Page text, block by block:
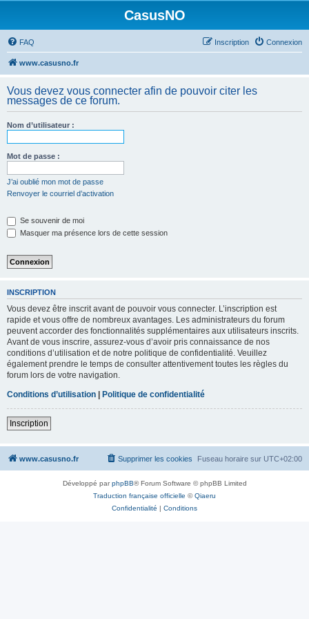
CasusNO
FAQ Connexion
Inscription
www.casusno.fr
Vous devez vous connecter afin de pouvoir citer les
messages de ce forum.
Nom d’utilisateur :
Mot de passe :
J’ai oublié mon mot de passe
Renvoyer le courriel d’activation
Se souvenir de moi
Masquer ma présence lors de cette session
INSCRIPTION
Vous devez être inscrit avant de pouvoir vous connecter. L’inscription est
rapide et vous offre de nombreux avantages. Les administrateurs du forum
peuvent accorder des fonctionnalités supplémentaires aux utilisateurs inscrits.
Avant de vous inscrire, assurez-vous d’avoir pris connaissance de nos
conditions d’utilisation et de notre politique de confidentialité. Veuillez
également prendre le temps de consulter attentivement toutes les règles du
forum lors de votre navigation.
Conditions d’utilisation | Politique de confidentialité
Inscription
www.casusno.fr Fuseau horaire sur UTC+02:00
Supprimer les cookies
Développé parphpBB® Forum Software © phpBB Limited
Traduction française officielle ©Qiaeru
Confidentialité | Conditions